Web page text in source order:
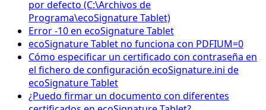
por defecto (C:\Archivos de
Programa\ecoSignature Tablet)
Error -10 en ecoSignature Tablet
ecoSignature Tablet no funciona con PDFIUM=0
Cómo especificar un certificado con contraseña en
el fichero de configuración ecoSignature.ini de
ecoSignature Tablet
¿Puedo firmar un documento con diferentes